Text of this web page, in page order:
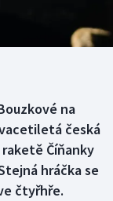
na
česká
Číňanky
hráčka se
čtyřhře.